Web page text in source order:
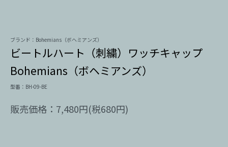
ブランド：Bohemians（ボヘミアンズ）
ビートルハート（刺繍）ワッチキャップ
Bohemians（ボヘミアンズ）
型番：BH-09-BE
販売価格：7,480円(税680円)